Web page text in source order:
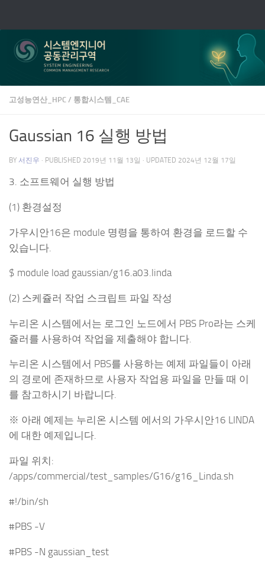
고성능연산_HPC / 통합시스템_CAE
Gaussian 16 실행 방법
BY 서진우 · PUBLISHED 2019년 11월 13일 · UPDATED 2024년 12월 17일
3. 소프트웨어 실행 방법
(1) 환경설정
가우시안16은 module 명령을 통하여 환경을 로드할 수
있습니다.
$ module load gaussian/g16.a03.linda
(2) 스케쥴러 작업 스크립트 파일 작성
누리온 시스템에서는 로그인 노드에서 PBS Pro라는 스케
쥴러를 사용하여 작업을 제출해야 합니다.
누리온 시스템에서 PBS를 사용하는 예제 파일들이 아래
의 경로에 존재하므로 사용자 작업용 파일을 만들 때 이
를 참고하시기 바랍니다.
※ 아래 예제는 누리온 시스템 에서의 가우시안16 LINDA
에 대한 예제입니다.
파일 위치:
/apps/commercial/test_samples/G16/g16_Linda.sh
#!/bin/sh
#PBS -V
#PBS -N gaussian_test